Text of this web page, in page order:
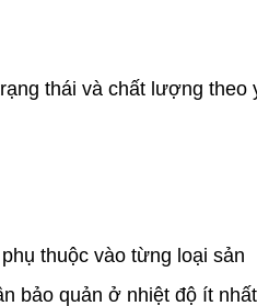
thái và chất lượng theo
thuộc vào từng loại sản
bảo quản ở nhiệt độ ít nhất